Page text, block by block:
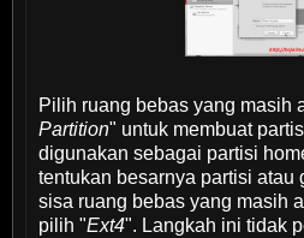
Pilih ruang bebas yang masih
Partition" untuk membuat
digunakan sebagai partisi
tentukan besarnya partisi atau
sisa ruang bebas yang masih
pilih "Ext4". Langkah ini tidak